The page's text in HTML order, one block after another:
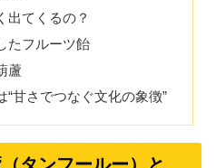
出てくるの？
たフルーツ飴
蘆
“甘さでつなぐ文化の象徴”